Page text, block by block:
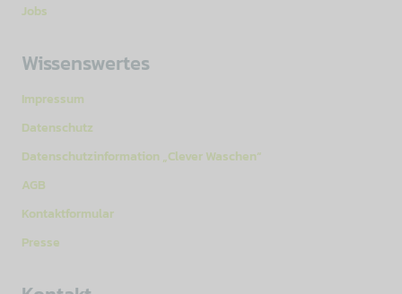
Jobs
Wissenswertes
Impressum
Datenschutz
Datenschutzinformation „Clever Waschen“
AGB
Kontaktformular
Presse